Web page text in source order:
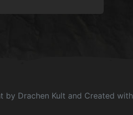
by Drachen Kult and Created with